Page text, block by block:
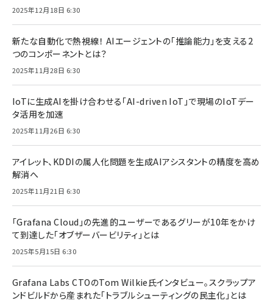
2025年12月18日 6:30
新たな自動化で熱視線！ AIエージェントの「推論能力」を支える2
つのコンポーネントとは？
2025年11月28日 6:30
IoTに生成AIを掛け合わせる「AI-driven IoT」で現場のIoTデー
タ活用を加速
2025年11月26日 6:30
アイレット、KDDIの属人化問題を生成AIアシスタントの精度を高め
解消へ
2025年11月21日 6:30
「Grafana Cloud」の先進的ユーザーであるグリーが10年をかけ
て到達した「オブザーバービリティ」とは
2025年5月15日 6:30
Grafana Labs CTOのTom Wilkie氏インタビュー。スクラップア
ンドビルドから産まれた「トラブルシューティングの民主化」とは